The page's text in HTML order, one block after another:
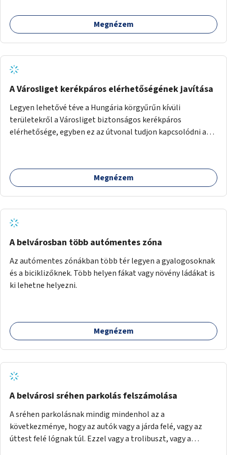
Megnézem
A Városliget kerékpáros elérhetőségének javítása
Legyen lehetővé téve a Hungária körgyűrűn kívüli
területekről a Városliget biztonságos kerékpáros
elérhetősége, egyben ez az útvonal tudjon kapcsolódni a
kerékpárosbaráttá alakítása a Korong utcától kezdődően a
Dózsa György útig, és kapcsolatot kell biztosítani az István
útig, majd a Városliget belváros felé eső oldalán a Zichy
Mihály útról kapcsolatot kell létesíteni a Damjanich utca
felé.
Megnézem
A belvárosban több autómentes zóna
Az autómentes zónákban több tér legyen a gyalogosoknak
és a biciklizőknek. Több helyen fákat vagy növény ládákat is
ki lehetne helyezni.
Megnézem
A belvárosi sréhen parkolás felszámolása
A sréhen parkolásnak mindig mindenhol az a
következménye, hogy az autók vagy a járda felé, vagy az
úttest felé lógnak túl. Ezzel vagy a trolibuszt, vagy a